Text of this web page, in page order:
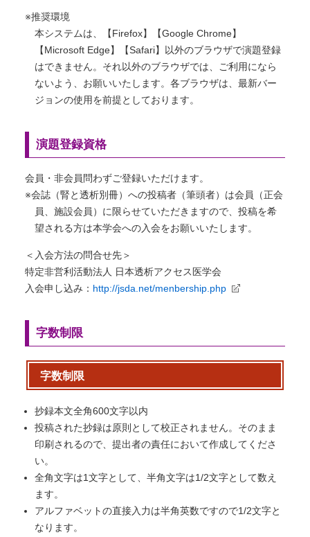
※推奨環境
本システムは、【Firefox】【Google Chrome】
【Microsoft Edge】【Safari】以外のブラウザで演題登録
はできません。それ以外のブラウザでは、ご利用になら
ないよう、お願いいたします。各ブラウザは、最新バー
ジョンの使用を前提としております。
演題登録資格
会員・非会員問わずご登録いただけます。
※会誌（腎と透析別冊）への投稿者（筆頭者）は会員（正会
員、施設会員）に限らせていただきますので、投稿を希
望される方は本学会への入会をお願いいたします。
＜入会方法の問合せ先＞
特定非営利活動法人 日本透析アクセス医学会
入会申し込み： http://jsda.net/menbership.php
字数制限
字数制限
抄録本文全角600文字以内
投稿された抄録は原則として校正されません。そのまま
印刷されるので、提出者の責任において作成してくださ
い。
全角文字は1文字として、半角文字は1/2文字として数え
ます。
アルファベットの直接入力は半角英数ですので1/2文字と
なります。